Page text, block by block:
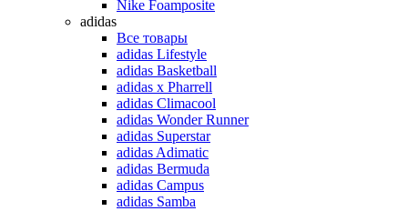
Nike Foamposite
adidas
Все товары
adidas Lifestyle
adidas Basketball
adidas x Pharrell
adidas Climacool
adidas Wonder Runner
adidas Superstar
adidas Adimatic
adidas Bermuda
adidas Campus
adidas Samba